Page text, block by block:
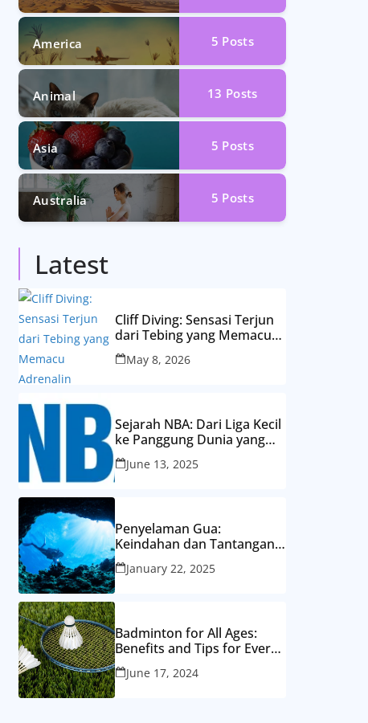
America 5 Posts
Animal 13 Posts
Asia 5 Posts
Australia 5 Posts
Latest
Cliff Diving: Sensasi Terjun
dari Tebing yang Memacu
Adrenalin
May 8, 2026
Sejarah NBA: Dari Liga Kecil
ke Panggung Dunia yang
Mendunia
June 13, 2025
Penyelaman Gua:
Keindahan dan Tantangan
Eksplorasi Dunia Bawah
Laut yang Tersembunyi
January 22, 2025
Badminton for All Ages:
Benefits and Tips for Every
Generation
June 17, 2024